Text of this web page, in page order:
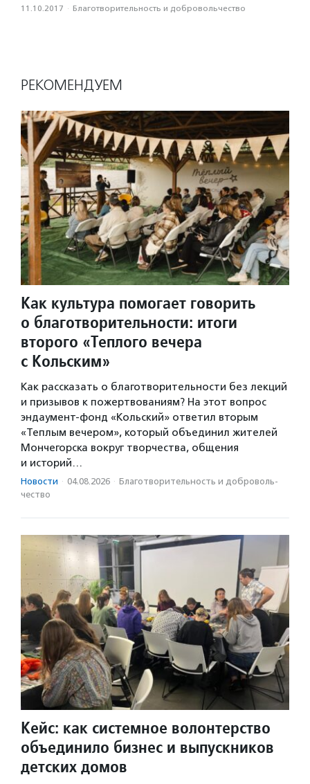
11.10.2017 · Благотвори­тель­ность и доброволь­чест­во
РЕКОМЕНДУЕМ
Как культура помогает говорить
о благотворительности: итоги
второго «Теплого вечера
с Кольским»
Как рассказать о благотворительности без лекций
и призывов к пожертвованиям? На этот вопрос
эндаумент-фонд «Кольский» ответил вторым
«Теплым вечером», который объединил жителей
Мончегорска вокруг творчества, общения
и историй…
Новости · 04.08.2026 · Благотвори­тель­ность и доброволь­
чест­во
Кейс: как системное волонтерство
объединило бизнес и выпускников
детских домов